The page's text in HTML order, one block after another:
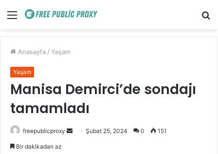
Menü
Anasayfa / Yaşam
Yaşam
Manisa Demirci’de sondajı
tamamladı
freepublicproxy
Bir
Şubat 25, 2024 0 151
Bir dakikadan az